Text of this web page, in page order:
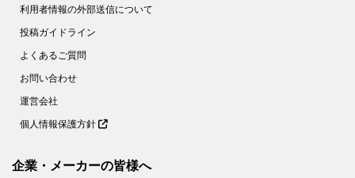
利用者情報の外部送信について
投稿ガイドライン
よくあるご質問
お問い合わせ
運営会社
個人情報保護方針
企業・メーカーの皆様へ